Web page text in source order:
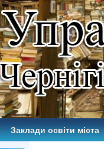
Заклади освіти міста